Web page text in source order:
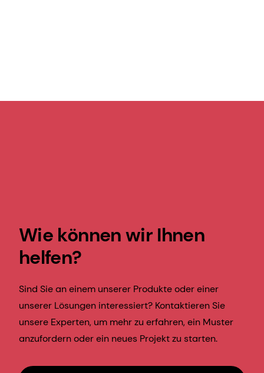
Wie können wir Ihnen
helfen?
Sind Sie an einem unserer Produkte oder einer
unserer Lösungen interessiert? Kontaktieren Sie
unsere Experten, um mehr zu erfahren, ein Muster
anzufordern oder ein neues Projekt zu starten.